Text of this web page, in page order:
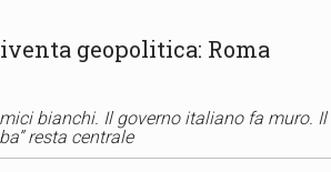
geopolitica: Roma
bianchi. Il governo italiano fa muro. Il
resta centrale